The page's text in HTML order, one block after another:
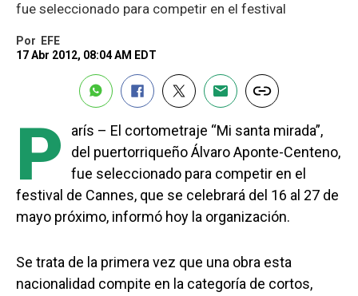
fue seleccionado para competir en el festival
Por
EFE
17 Abr 2012, 08:04 AM EDT
P
arís – El cortometraje “Mi santa mirada”,
del puertorriqueño Álvaro Aponte-Centeno,
fue seleccionado para competir en el
festival de Cannes, que se celebrará del 16 al 27 de
mayo próximo, informó hoy la organización.
Se trata de la primera vez que una obra esta
nacionalidad compite en la categoría de cortos,